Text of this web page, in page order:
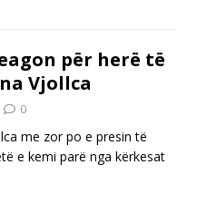
për herë të
Vjollca
0
me zor po e presin të
e kemi parë nga kërkesat